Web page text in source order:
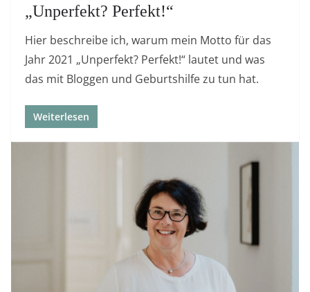
„Unperfekt? Perfekt!“
Hier beschreibe ich, warum mein Motto für das
Jahr 2021 „Unperfekt? Perfekt!“ lautet und was
das mit Bloggen und Geburtshilfe zu tun hat.
Weiterlesen